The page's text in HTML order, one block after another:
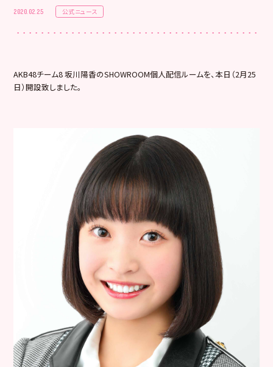
2020.02.25 公式ニュース
AKB48チーム8 坂川陽香のSHOWROOM個人配信ルームを、本日（2月25
日）開設致しました。